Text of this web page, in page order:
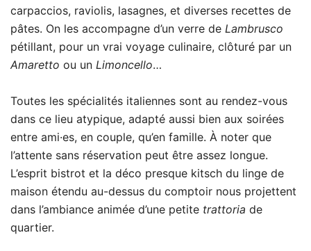
carpaccios, raviolis, lasagnes, et diverses recettes de
pâtes. On les accompagne d’un verre de Lambrusco
pétillant, pour un vrai voyage culinaire, clôturé par un
Amaretto ou un Limoncello…
Toutes les spécialités italiennes sont au rendez-vous
dans ce lieu atypique, adapté aussi bien aux soirées
entre ami·es, en couple, qu’en famille. À noter que
l’attente sans réservation peut être assez longue.
L’esprit bistrot et la déco presque kitsch du linge de
maison étendu au-dessus du comptoir nous projettent
dans l’ambiance animée d’une petite trattoria de
quartier.